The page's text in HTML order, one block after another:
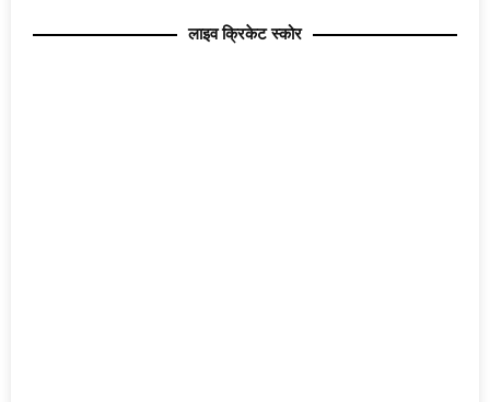
लाइव क्रिकेट स्कोर